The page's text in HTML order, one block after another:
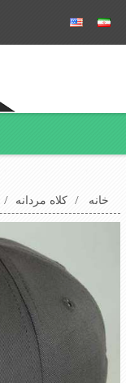
خانه / کلاه مردانه /